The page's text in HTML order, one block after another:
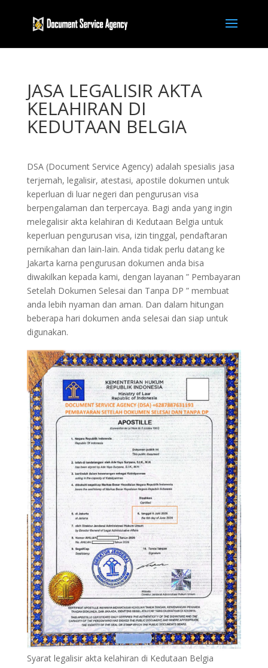
JASA LEGALISIR AKTA
KELAHIRAN DI
KEDUTAAN BELGIA
DSA (Document Service Agency) adalah spesialis jasa
terjemah, legalisir, atestasi, apostile dokumen untuk
keperluan di luar negeri dan pengurusan visa
berpengalaman dan terpercaya. Bagi anda yang ingin
melegalisir akta kelahiran di Kedutaan Belgia untuk
keperluan pengurusan visa, izin tinggal, pendaftaran
pernikahan dan lain-lain. Anda tidak perlu datang ke
Jakarta karna pengurusan dokumen anda bisa
diwakilkan kepada kami, dengan layanan ” Pembayaran
Setelah Dokumen Selesai dan Tanpa DP ” membuat
anda lebih nyaman dan aman. Dan dalam hitungan
beberapa hari dokumen anda selesai dan siap untuk
digunakan.
Syarat legalisir akta kelahiran di Kedutaan Belgia